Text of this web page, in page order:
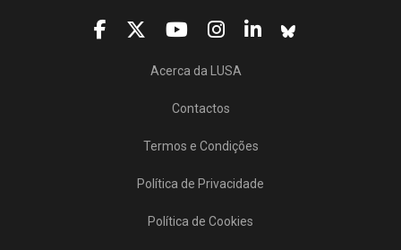
Acerca da LUSA
Contactos
Termos e Condições
Política de Privacidade
Política de Cookies